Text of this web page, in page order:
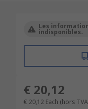
Les
indisponibles.
€ 20,12
€ 20,12 Each (hors